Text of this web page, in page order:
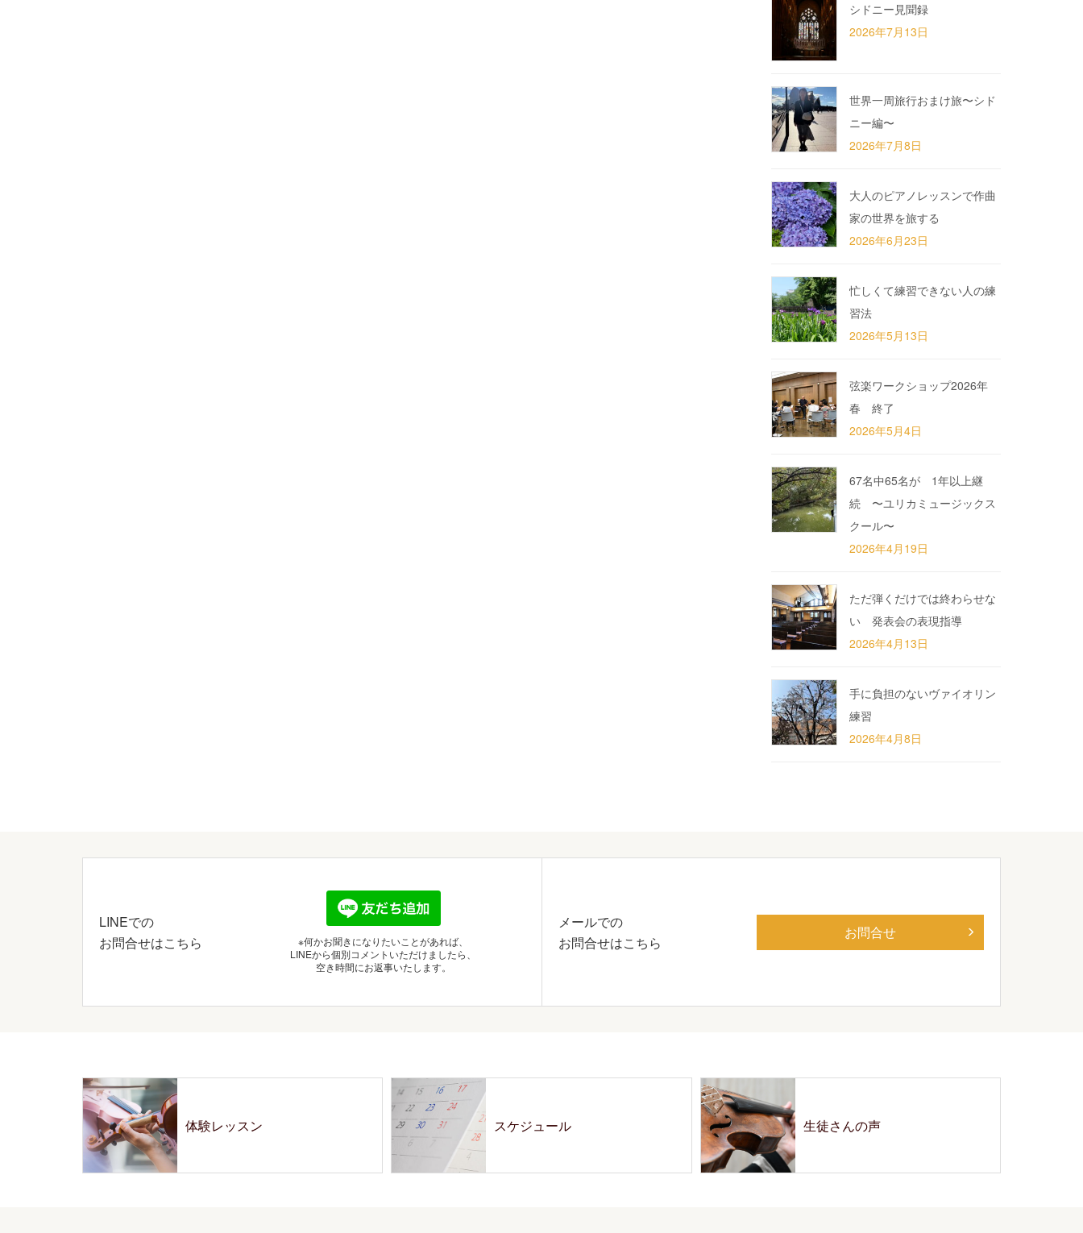
シドニー見聞録
2026年7月13日
世界一周旅行おまけ旅〜シド
ニー編〜
2026年7月8日
大人のピアノレッスンで作曲
家の世界を旅する
2026年6月23日
忙しくて練習できない人の練
習法
2026年5月13日
弦楽ワークショップ2026年
春 終了
2026年5月4日
67名中65名が 1年以上継
続 〜ユリカミュージックス
クール〜
2026年4月19日
ただ弾くだけでは終わらせな
い 発表会の表現指導
2026年4月13日
手に負担のないヴァイオリン
練習
2026年4月8日
LINEでの
お問合せはこちら
※何かお聞きになりたいことがあれば、
LINEから個別コメントいただけましたら、
空き時間にお返事いたします。
メールでの
お問合せはこちら
お問合せ
体験レッスン スケジュール 生徒さんの声